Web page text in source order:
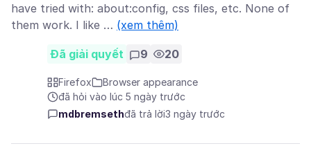
have tried with: about:config, css files, etc. None of
them work. I like … (xem thêm)
Đã giải quyết 9 20
Firefox
Browser appearance
đã hỏi vào lúc 5 ngày trước
mdbremsethđã trả lời3 ngày trước